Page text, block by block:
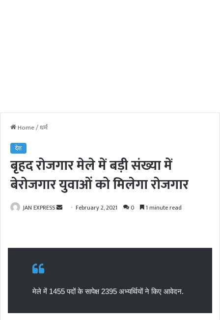
Home/धर्म
देश
बृहद रोजगार मेले में बड़ी संख्या में
बेरोजगार युवाओं को मिलेगा रोजगार
JAN EXPRESS
m
i
February 2, 2021 0 1 minute read
मेले में 1455 पदों के सापेक्ष 2395 अभ्यर्थियों ने किए आवेदन.